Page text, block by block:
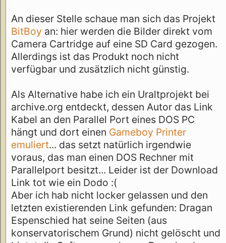
An dieser Stelle schaue man sich das Projekt
BitBoy an: hier werden die Bilder direkt vom
Camera Cartridge auf eine SD Card gezogen.
Allerdings ist das Produkt noch nicht
verfügbar und zusätzlich nicht günstig.
Als Alternative habe ich ein Uraltprojekt bei
archive.org entdeckt, dessen Autor das Link
Kabel an den Parallel Port eines DOS PC
hängt und dort einen Gameboy Printer
emuliert... das setzt natürlich irgendwie
voraus, das man einen DOS Rechner mit
Parallelport besitzt... Leider ist der Download
Link tot wie ein Dodo :(
Aber ich hab nicht locker gelassen und den
letzten existierenden Link gefunden: Dragan
Espenschied hat seine Seiten (aus
konservatorischem Grund) nicht gelöscht und